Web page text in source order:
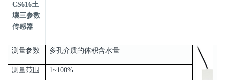
CS616土
壤三参数
传感器
测量参数 多孔介质的体积含水量
测量范围 1~100%